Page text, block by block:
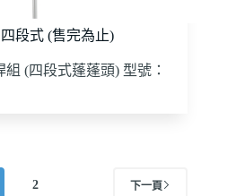
段式 (售完為止)
組 (四段式蓬蓬頭) 型號：
2 下一頁